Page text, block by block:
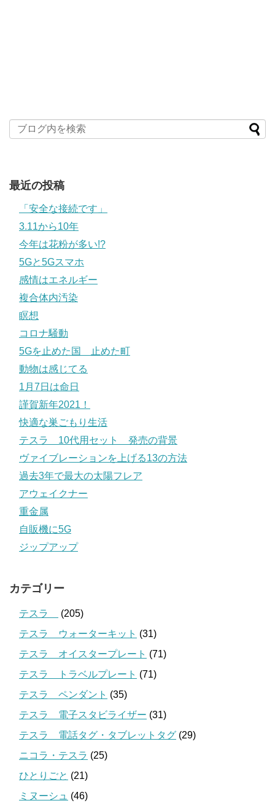
最近の投稿
「安全な接続です」
3.11から10年
今年は花粉が多い!?
5Gと5Gスマホ
感情はエネルギー
複合体内汚染
瞑想
コロナ騒動
5Gを止めた国 止めた町
動物は感じてる
1月7日は命日
謹賀新年2021！
快適な巣ごもり生活
テスラ 10代用セット 発売の背景
ヴァイブレーションを上げる13の方法
過去3年で最大の太陽フレア
アウェイクナー
重金属
自販機に5G
ジップアップ
カテゴリー
テスラ
(205)
テスラ ウォーターキット (31)
テスラ オイスタープレート (71)
テスラ トラベルプレート (71)
テスラ ペンダント (35)
テスラ 電子スタビライザー (31)
テスラ 電話タグ・タブレットタグ (29)
ニコラ・テスラ (25)
ひとりごと (21)
ミヌーシュ (46)